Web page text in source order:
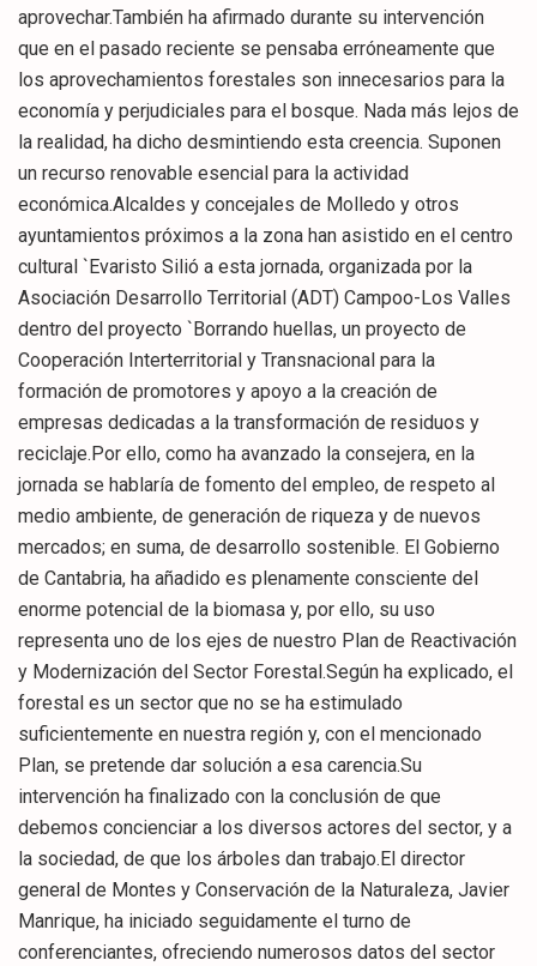
aprovechar.También ha afirmado durante su intervención
que en el pasado reciente se pensaba erróneamente que
los aprovechamientos forestales son innecesarios para la
economía y perjudiciales para el bosque. Nada más lejos de
la realidad, ha dicho desmintiendo esta creencia. Suponen
un recurso renovable esencial para la actividad
económica.Alcaldes y concejales de Molledo y otros
ayuntamientos próximos a la zona han asistido en el centro
cultural `Evaristo Silió a esta jornada, organizada por la
Asociación Desarrollo Territorial (ADT) Campoo-Los Valles
dentro del proyecto `Borrando huellas, un proyecto de
Cooperación Interterritorial y Transnacional para la
formación de promotores y apoyo a la creación de
empresas dedicadas a la transformación de residuos y
reciclaje.Por ello, como ha avanzado la consejera, en la
jornada se hablaría de fomento del empleo, de respeto al
medio ambiente, de generación de riqueza y de nuevos
mercados; en suma, de desarrollo sostenible. El Gobierno
de Cantabria, ha añadido es plenamente consciente del
enorme potencial de la biomasa y, por ello, su uso
representa uno de los ejes de nuestro Plan de Reactivación
y Modernización del Sector Forestal.Según ha explicado, el
forestal es un sector que no se ha estimulado
suficientemente en nuestra región y, con el mencionado
Plan, se pretende dar solución a esa carencia.Su
intervención ha finalizado con la conclusión de que
debemos concienciar a los diversos actores del sector, y a
la sociedad, de que los árboles dan trabajo.El director
general de Montes y Conservación de la Naturaleza, Javier
Manrique, ha iniciado seguidamente el turno de
conferenciantes, ofreciendo numerosos datos del sector